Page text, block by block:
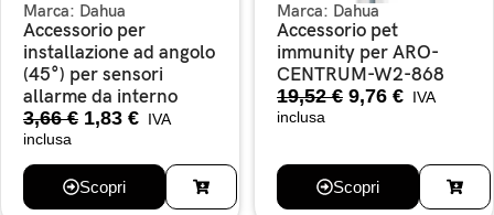
Marca: Dahua
Accessorio per
installazione ad angolo
(45°) per sensori
allarme da interno
3,66€ 1,83 € IVA
inclusa
Scopri
Marca: Dahua
Accessorio pet
immunity per ARO-
CENTRUM-W2-868
19,52€ 9,76 € IVA
inclusa
Scopri